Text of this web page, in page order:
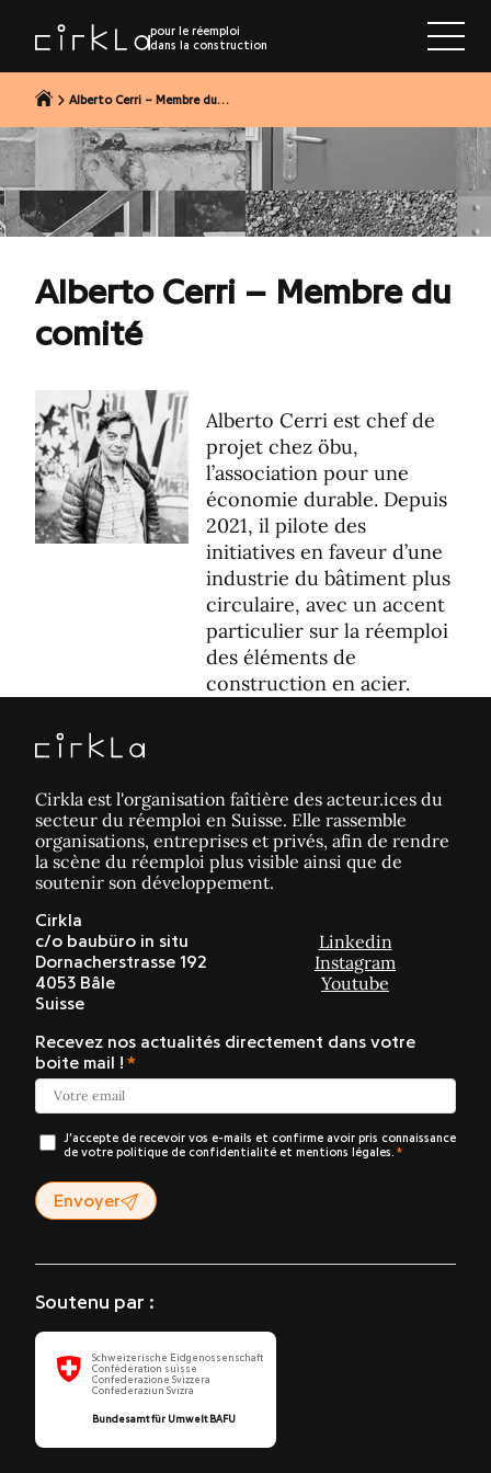
contenu
pour le réemploi
dans la construction
Alberto Cerri – Membre du…
Alberto Cerri – Membre du
comité
Alberto Cerri est chef de
projet chez öbu,
l’association pour une
économie durable. Depuis
2021, il pilote des
initiatives en faveur d’une
industrie du bâtiment plus
circulaire, avec un accent
particulier sur la réemploi
des éléments de
construction en acier.
Cirkla est l'organisation faîtière des acteur.ices du
secteur du réemploi en Suisse. Elle rassemble
organisations, entreprises et privés, afin de rendre
la scène du réemploi plus visible ainsi que de
soutenir son développement.
Cirkla
c/o baubüro in situ
Dornacherstrasse 192
4053 Bâle
Suisse
Linkedin
Instagram
Youtube
Recevez nos actualités directement dans votre
boite mail !
J’accepte de recevoir vos e-mails et confirme avoir pris connaissance
de votre politique de confidentialité et mentions légales.
Envoyer
Soutenu par :
Schweizerische Eidgenossenschaft
Confédération suisse
Confederazione Svizzera
Confederaziun Svizra
Bundesamt für Umwelt BAFU